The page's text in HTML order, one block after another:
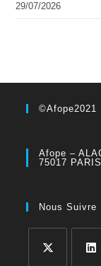
29/07/2026
©Afope2021
Afope –
75017 PARIS
Nous Suivre